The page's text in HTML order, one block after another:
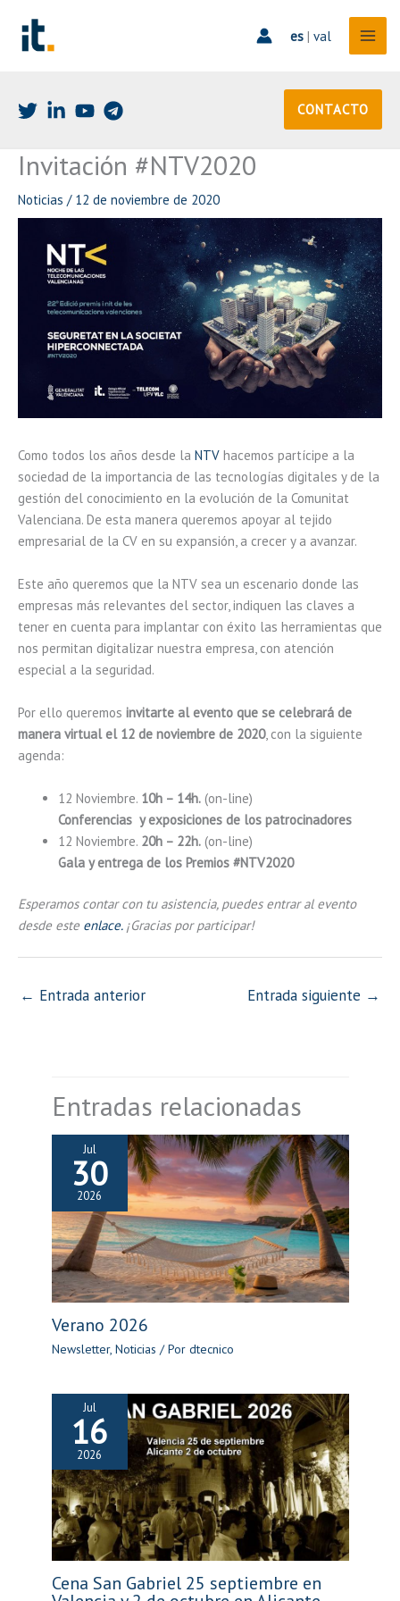
contenido
es| val
CONTACTO
Invitación #NTV2020
Noticias / 12 de noviembre de 2020
Como todos los años desde la NTV hacemos partícipe a la
sociedad de la importancia de las tecnologías digitales y de la
gestión del conocimiento en la evolución de la Comunitat
Valenciana. De esta manera queremos apoyar al tejido
empresarial de la CV en su expansión, a crecer y a avanzar.
Este año queremos que la NTV sea un escenario donde las
empresas más relevantes del sector, indiquen las claves a
tener en cuenta para implantar con éxito las herramientas que
nos permitan digitalizar nuestra empresa, con atención
especial a la seguridad.
Por ello queremos invitarte al evento que se celebrará de
manera virtual el 12 de noviembre de 2020, con la siguiente
agenda:
12 Noviembre. 10h – 14h. (on-line)
Conferencias y exposiciones de los patrocinadores
12 Noviembre. 20h – 22h. (on-line)
Gala y entrega de los Premios #NTV2020
Esperamos contar con tu asistencia, puedes entrar al evento
desde este enlace.¡Gracias por participar!
← Entrada anterior Entrada siguiente →
Entradas relacionadas
Jul
30
2026
Verano 2026
Newsletter, Noticias / Por dtecnico
Jul
16
2026
Cena San Gabriel 25 septiembre en